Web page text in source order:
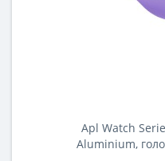
Apl Watch
Aluminium,